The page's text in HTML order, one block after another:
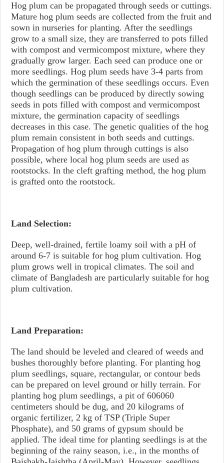
Hog plum can be propagated through seeds or cuttings.
Mature hog plum seeds are collected from the fruit and
sown in nurseries for planting. After the seedlings
grow to a small size, they are transferred to pots filled
with compost and vermicompost mixture, where they
gradually grow larger. Each seed can produce one or
more seedlings. Hog plum seeds have 3-4 parts from
which the germination of these seedlings occurs. Even
though seedlings can be produced by directly sowing
seeds in pots filled with compost and vermicompost
mixture, the germination capacity of seedlings
decreases in this case. The genetic qualities of the hog
plum remain consistent in both seeds and cuttings.
Propagation of hog plum through cuttings is also
possible, where local hog plum seeds are used as
rootstocks. In the cleft grafting method, the hog plum
is grafted onto the rootstock.
Land Selection:
Deep, well-drained, fertile loamy soil with a pH of
around 6-7 is suitable for hog plum cultivation. Hog
plum grows well in tropical climates. The soil and
climate of Bangladesh are particularly suitable for hog
plum cultivation.
Land Preparation:
The land should be leveled and cleared of weeds and
bushes thoroughly before planting. For planting hog
plum seedlings, square, rectangular, or contour beds
can be prepared on level ground or hilly terrain. For
planting hog plum seedlings, a pit of 606060
centimeters should be dug, and 20 kilograms of
organic fertilizer, 2 kg of TSP (Triple Super
Phosphate), and 50 grams of gypsum should be
applied. The ideal time for planting seedlings is at the
beginning of the rainy season, i.e., in the months of